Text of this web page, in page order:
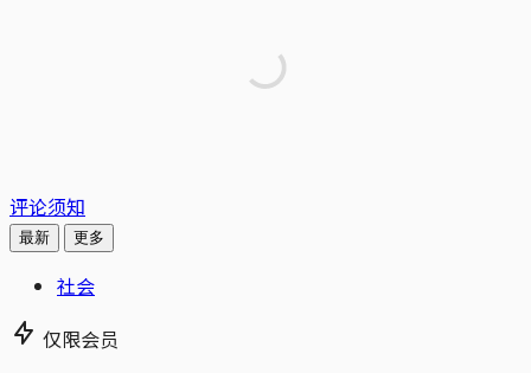
评论须知
最新 更多
社会
仅限会员